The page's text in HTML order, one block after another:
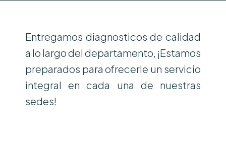
Entregamos diagnosticos de calidad
a lo largo del departamento, ¡Estamos
preparados para ofrecerle un servicio
integral en cada una de nuestras
sedes!